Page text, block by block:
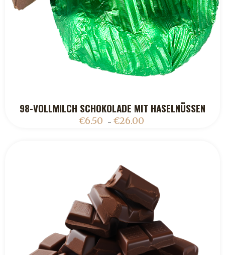
ADD TO CART
98-VOLLMILCH SCHOKOLADE MIT HASELNÜSSEN
€6.50 – €26.00